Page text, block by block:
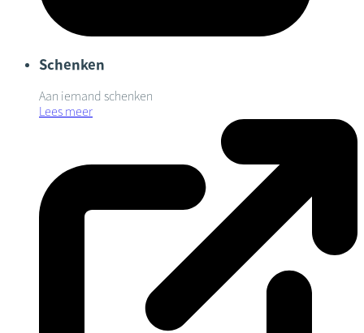
Schenken
Aan iemand schenken
Lees meer